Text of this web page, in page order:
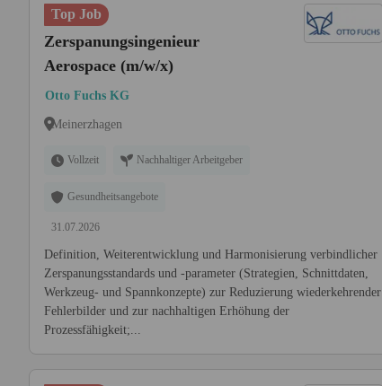
Top Job
Zerspanungsingenieur
Aerospace (m/w/x)
Otto Fuchs KG
Meinerzhagen
Vollzeit Nachhaltiger Arbeitgeber
Gesundheitsangebote
31.07.2026
Definition, Weiterentwicklung und Harmonisierung verbindlicher
Zerspanungsstandards und -parameter (Strategien, Schnittdaten,
Werkzeug- und Spannkonzepte) zur Reduzierung wiederkehrender
Fehlerbilder und zur nachhaltigen Erhöhung der
Prozessfähigkeit;...